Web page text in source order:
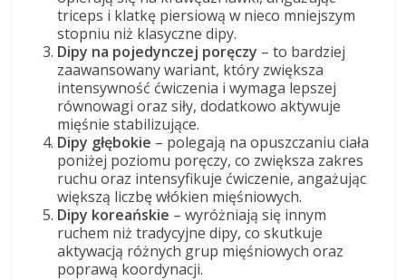
triceps i klatkę piersiową w nieco mniejszym
stopniu niż klasyczne dipy.
Dipy na pojedynczej poręczy – to bardziej
zaawansowany wariant, który zwiększa
intensywność ćwiczenia i wymaga lepszej
równowagi oraz siły, dodatkowo aktywuje
mięśnie stabilizujące.
Dipy głębokie – polegają na opuszczaniu ciała
poniżej poziomu poręczy, co zwiększa zakres
ruchu oraz intensyfikuje ćwiczenie, angażując
większą liczbę włókien mięśniowych.
Dipy koreańskie – wyróżniają się innym
ruchem niż tradycyjne dipy, co skutkuje
aktywacją różnych grup mięśniowych oraz
poprawą koordynacji.